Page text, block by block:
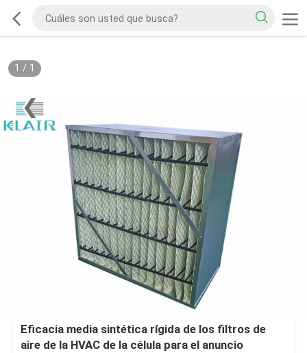
1 / 1
Eficacia media sintética rígida de los filtros de
aire de la HVAC de la célula para el anuncio